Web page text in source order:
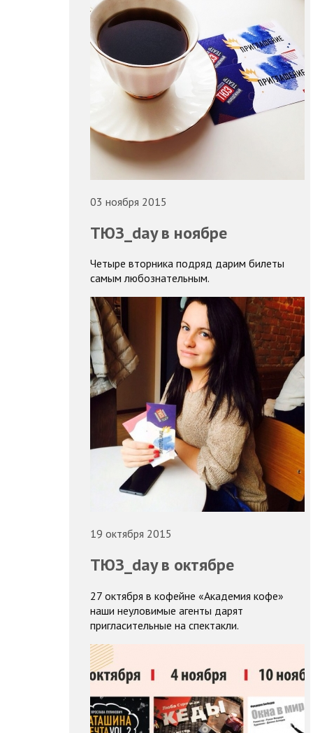
03 ноября 2015
ТЮЗ_day в ноябре
Четыре вторника подряд дарим билеты
самым любознательным.
19 октября 2015
ТЮЗ_day в октябре
27 октября в кофейне «Академия кофе»
наши неуловимые агенты дарят
пригласительные на спектакли.